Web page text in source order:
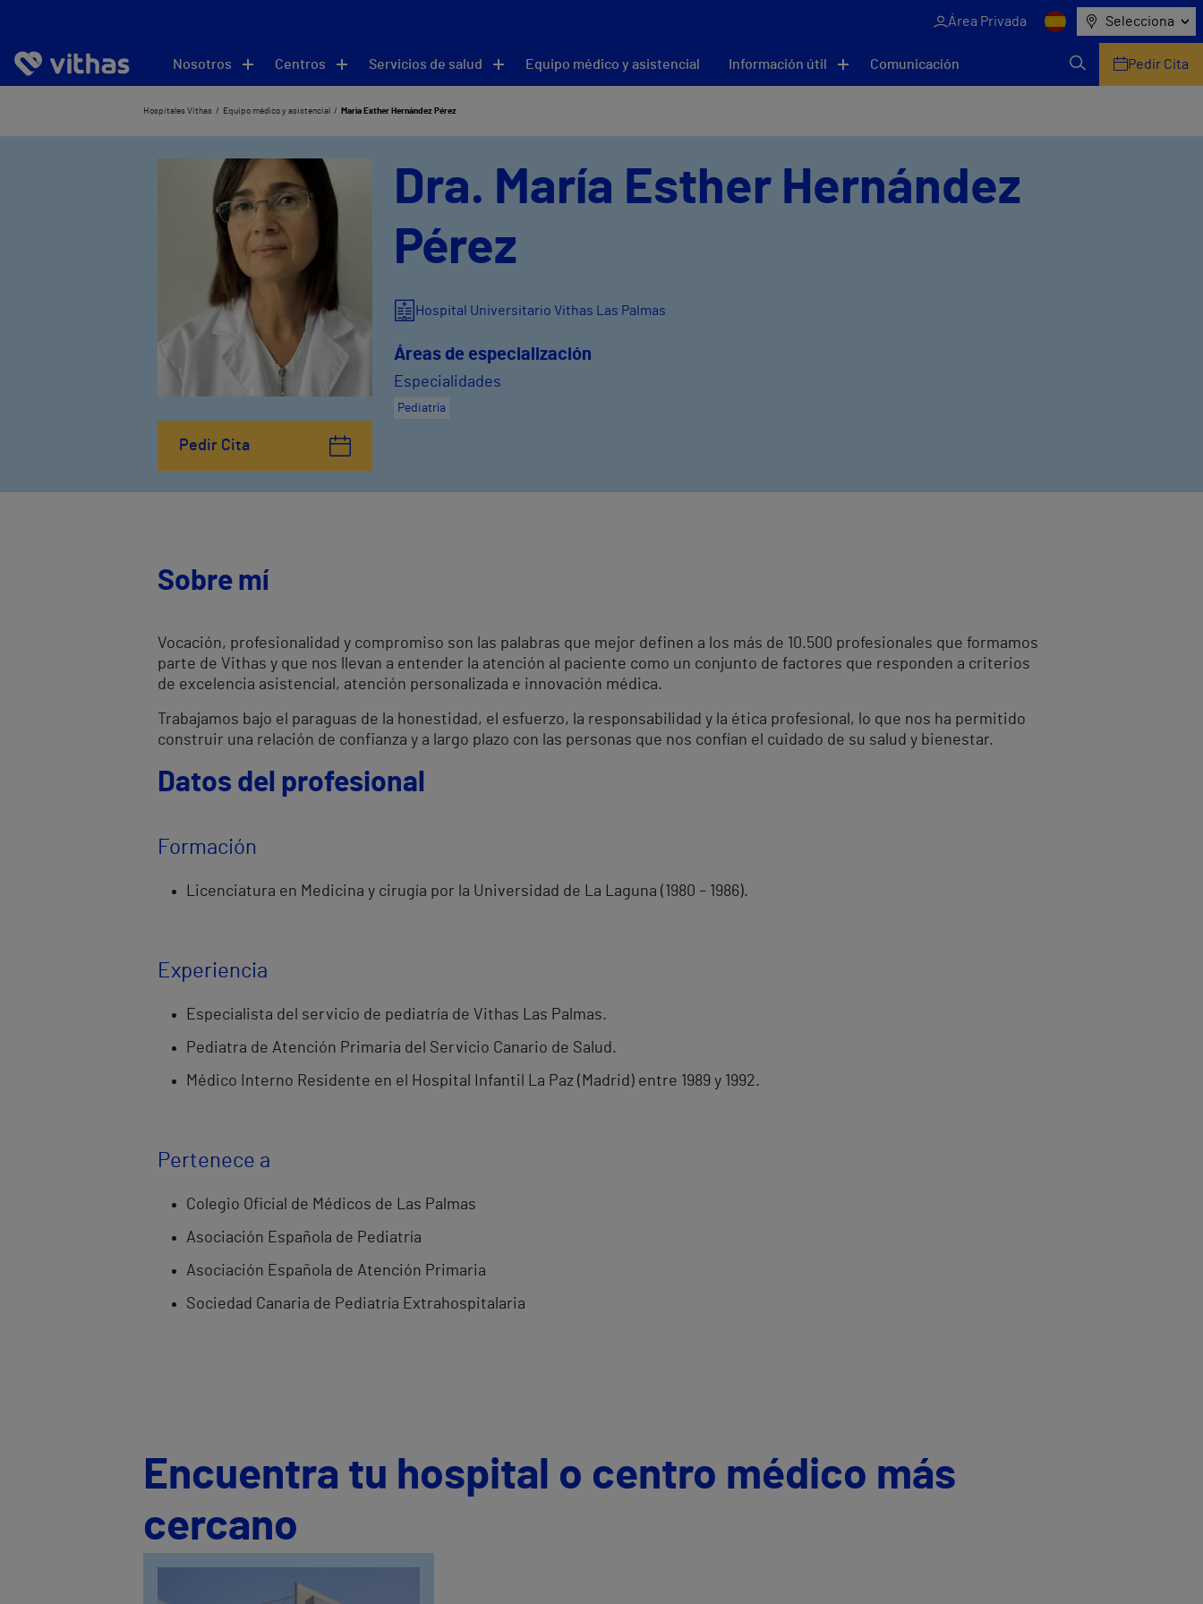
Área Privada Selecciona
Nosotros Centros Servicios de salud Equipo médico y asistencial Información útil Comunicación Pedir Cita
Hospitales Vithas Equipo médico y asistencial María Esther Hernández Pérez
Pedir Cita
Dra. María Esther Hernández
Pérez
Hospital Universitario Vithas Las Palmas
Áreas de especialización
Especialidades
Pediatría
Sobre mí
Vocación, profesionalidad y compromiso son las palabras que mejor definen a los más de 10.500 profesionales que formamos
parte de Vithas y que nos llevan a entender la atención al paciente como un conjunto de factores que responden a criterios
de excelencia asistencial, atención personalizada e innovación médica.
Trabajamos bajo el paraguas de la honestidad, el esfuerzo, la responsabilidad y la ética profesional, lo que nos ha permitido
construir una relación de confianza y a largo plazo con las personas que nos confían el cuidado de su salud y bienestar.
Datos del profesional
Formación
Licenciatura en Medicina y cirugía por la Universidad de La Laguna (1980 – 1986).
Experiencia
Especialista del servicio de pediatría de Vithas Las Palmas.
Pediatra de Atención Primaria del Servicio Canario de Salud.
Médico Interno Residente en el Hospital Infantil La Paz (Madrid) entre 1989 y 1992.
Pertenece a
Colegio Oficial de Médicos de Las Palmas
Asociación Española de Pediatría
Asociación Española de Atención Primaria
Sociedad Canaria de Pediatría Extrahospitalaria
Encuentra tu hospital o centro médico más
cercano